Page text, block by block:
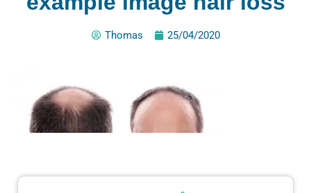
Thomas 25/04/2020